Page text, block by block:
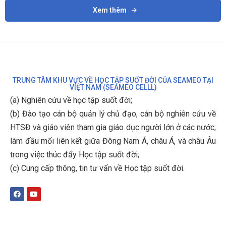
Xem thêm
TRUNG TÂM KHU VỰC VỀ HỌC TẬP SUỐT ĐỜI CỦA SEAMEO TẠI
VIỆT NAM (SEAMEO CELLL)
(a) Nghiên cứu về học tập suốt đời;
(b) Đào tạo cán bộ quản lý chủ đạo, cán bộ nghiên cứu về
HTSĐ và giáo viên tham gia giáo dục người lớn ở các nước;
làm đầu mối liên kết giữa Đông Nam Á, châu Á, và châu Âu
trong việc thúc đẩy Học tập suốt đời;
(c) Cung cấp thông, tin tư vấn về Học tập suốt đời.